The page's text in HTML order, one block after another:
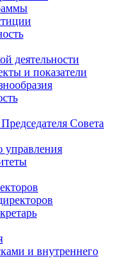
деятельности
и показатели
Совета
управления
и внутреннего